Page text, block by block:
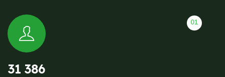
01
31 386